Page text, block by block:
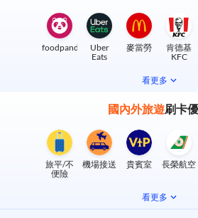
foodpanda
Uber
Eats
麥當勞
肯德基
KFC
看更多
國內外旅遊刷卡
旅平/不
便險
機場接送 貴賓室 長榮航空
看更多